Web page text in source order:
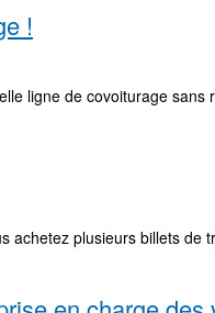
!
ligne de covoiturage
achetez plusieurs billets